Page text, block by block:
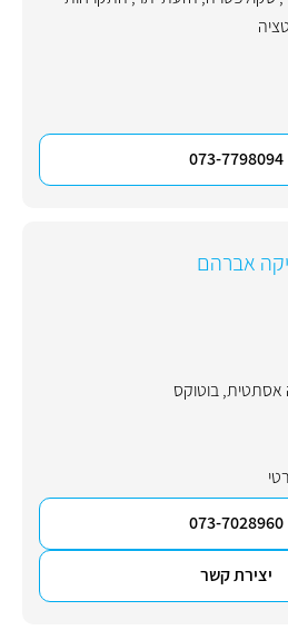
073-7798094
אברהם
אסתטית,בוטוקס
073-7028960
יצירת קשר